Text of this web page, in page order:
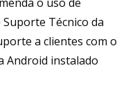
o uso de
Técnico da
a clientes com o
Android instalado